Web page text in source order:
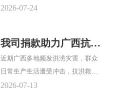
情谊，重温军旅荣光。
观指导，集团公司副董事长崔晓萍
2026-07-24
我司捐款助力广西抗洪
救灾工作
近期广西多地频发洪涝灾害，群众
日常生产生活遭受冲击，抗洪救
灾、灾后重建工作备受关注。我说
2026-07-13